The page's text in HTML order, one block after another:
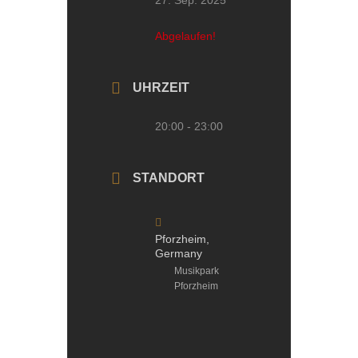
Abgelaufen!
UHRZEIT
20:00 - 23:00
STANDORT
Pforzheim,
Germany
Musikpark
Pforzheim